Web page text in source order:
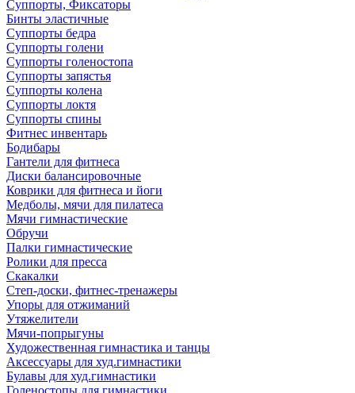
Суппорты, Фиксаторы
Бинты эластичные
Суппорты бедра
Суппорты голени
Суппорты голеностопа
Суппорты запястья
Суппорты колена
Суппорты локтя
Суппорты спины
Фитнес инвентарь
Бодибары
Гантели для фитнеса
Диски балансировочные
Коврики для фитнеса и йоги
Медболы, мячи для пилатеса
Мячи гимнастические
Обручи
Палки гимнастические
Ролики для пресса
Скакалки
Степ-доски, фитнес-тренажеры
Упоры для отжиманий
Утяжелители
Мячи-попрыгуны
Художественная гимнастика и танцы
Аксессуары для худ.гимнастики
Булавы для худ.гимнастики
Голеностопы для гимнастики